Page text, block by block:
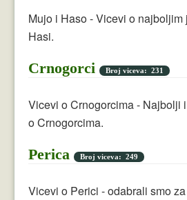
Mujo i Haso - Vicevi o najboljim
Hasi.
Crnogorci Broj viceva: 231
Vicevi o Crnogorcima - Najbolji
o Crnogorcima.
Perica Broj viceva: 249
Vicevi o Perici - odabrali smo